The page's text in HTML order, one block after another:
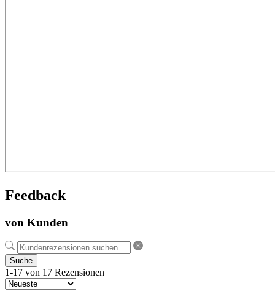
Feedback
von Kunden
Suche
1-17 von 17 Rezensionen